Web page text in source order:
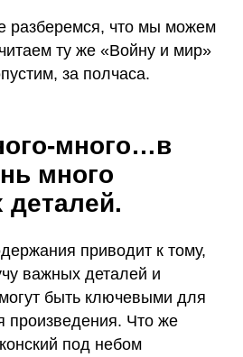
разберемся, что мы можем
ту же «Войну и мир»
за полчаса.
много…в
много
приводит к тому,
важных деталей и
быть ключевыми для
произведения. Что же
под небом